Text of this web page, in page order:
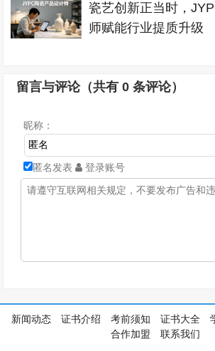
瓷艺创新正当时，
师赋能行业提质升级
留言与评论（共有0 条评论）
昵称：
匿名发表 登录账号
新闻动态 证书介绍 考前须知 证书大全
合作加盟
联系我们